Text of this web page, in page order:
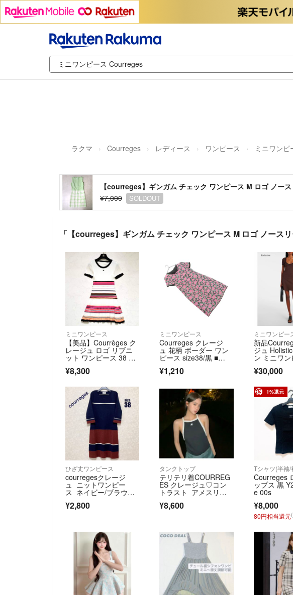
ラクマ Courreges レディース ワンピース ミニワンピ
【courreges】ギンガム チェック ワンピース M ロゴ ノー
¥7,000
SOLDOUT
「【courreges】ギンガム チェック ワンピース M ロゴ ノース
ミニワンピース
【美品】Courrèges ク
レージュ ロゴ リブニ
ット ワンピース 38 半
袖
¥8,300
ミニワンピース
Courreges クレージ
ュ 花柄 ボーダー ワン
ピース size38/黒 ■
◆ レディース
¥1,210
ミニワンピー
新品
ジュ
ン ミニワ
¥30,000
ひざ丈ワンピース
courregesクレージ
ュ ニットワンピー
ス ネイビー/ブラウ
¥2,800
タンクトップ
テリテリ着COURREG
ES クレージュ♡コン
トラスト アメスリタ
¥8,600
1%還元
Tシャツ(半袖/
Courreges
ップス 黒
e 00s
¥8,000
80円相当還元